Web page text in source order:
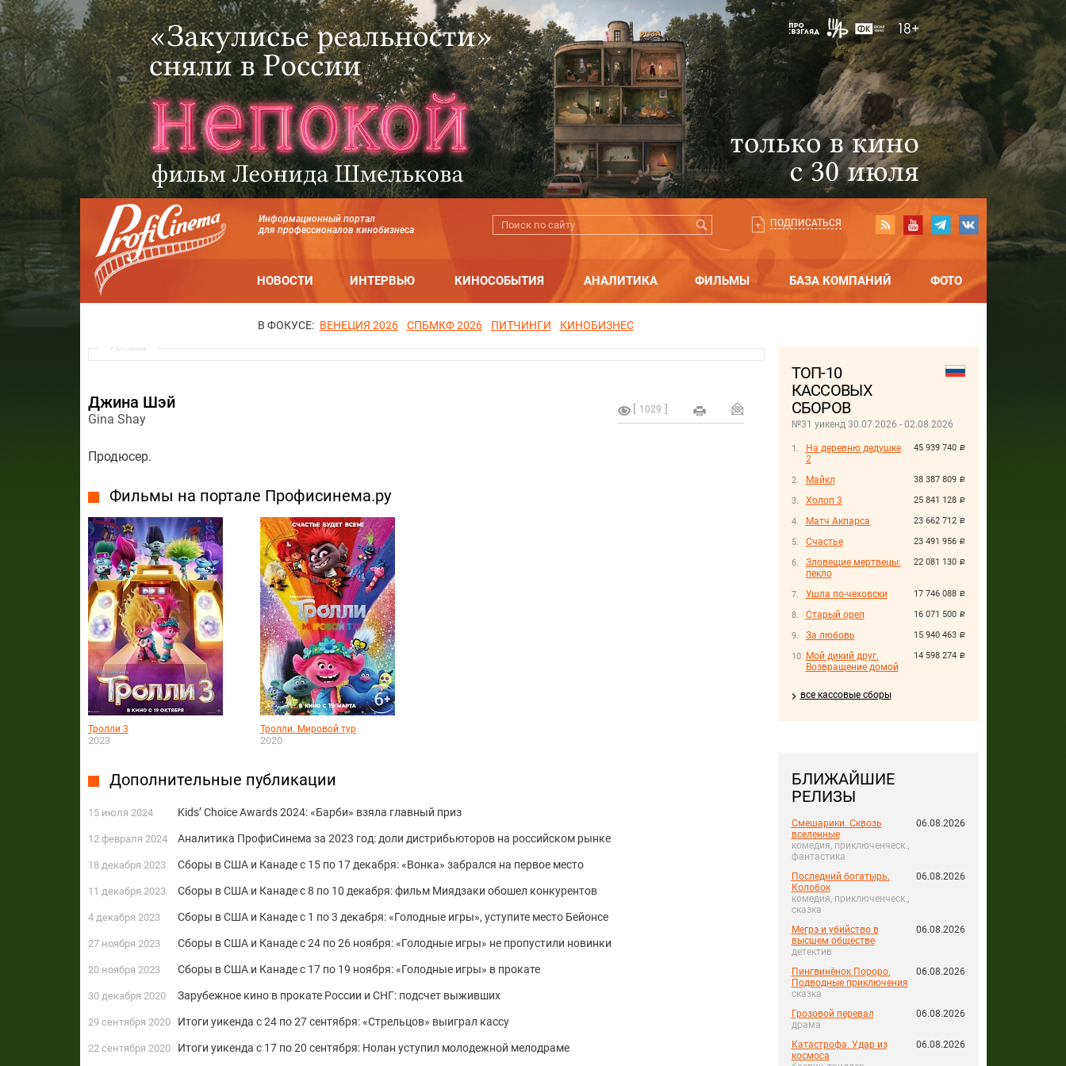
Информационный портал
для профессионалов кинобизнеса
ПОДПИСАТЬСЯ
НОВОСТИ ИНТЕРВЬЮ КИНОСОБЫТИЯ АНАЛИТИКА ФИЛЬМЫ БАЗА КОМПАНИЙ ФОТО
В ФОКУСЕ: ВЕНЕЦИЯ 2026 СПБМКФ 2026 ПИТЧИНГИ КИНОБИЗНЕС
ТОП-10
КАССОВЫХ
СБОРОВ
№31 уикенд 30.07.2026 - 02.08.2026
45 939 740 руб.
На деревню дедушке
2
38 387 809 руб.
Майкл
25 841 128 руб.
Холоп 3
23 662 712 руб.
Матч Акпарса
23 491 956 руб.
Счастье
22 081 130 руб.
Зловещие мертвецы:
пекло
17 746 088 руб.
Ушла по-чеховски
16 071 500 руб.
Старый орел
15 940 463 руб.
За любовь
14 598 274 руб.
Мой дикий друг.
Возвращение домой
все кассовые сборы
БЛИЖАЙШИЕ
РЕЛИЗЫ
Смешарики. Сквозь
вселенные
комедия, приключенческ.,
фантастика
06.08.2026
Последний богатырь.
Колобок
комедия, приключенческ.,
сказка
06.08.2026
Мегрэ и убийство в
высшем обществе
детектив
06.08.2026
Пингвинёнок Пороро.
Подводные приключения
сказка
06.08.2026
Грозовой перевал
драма
06.08.2026
Катастрофа. Удар из
космоса
06.08.2026
Реклама
1029
Джина Шэй
Gina Shay
Продюсер.
Фильмы на портале Профисинема.ру
Тролли 3
2023
Тролли. Мировой тур
2020
Дополнительные публикации
15 июля 2024 Kids’ Choice Awards 2024: «Барби» взяла главный приз
12 февраля 2024 Аналитика ПрофиСинема за 2023 год: доли дистрибьюторов на российском рынке
18 декабря 2023 Сборы в США и Канаде с 15 по 17 декабря: «Вонка» забрался на первое место
11 декабря 2023 Сборы в США и Канаде с 8 по 10 декабря: фильм Миядзаки обошел конкурентов
4 декабря 2023 Сборы в США и Канаде с 1 по 3 декабря: «Голодные игры», уступите место Бейонсе
27 ноября 2023 Сборы в США и Канаде с 24 по 26 ноября: «Голодные игры» не пропустили новинки
20 ноября 2023 Сборы в США и Канаде с 17 по 19 ноября: «Голодные игры» в прокате
30 декабря 2020 Зарубежное кино в прокате России и СНГ: подсчет выживших
29 сентября 2020 Итоги уикенда с 24 по 27 сентября: «Стрельцов» выиграл кассу
22 сентября 2020 Итоги уикенда с 17 по 20 сентября: Нолан уступил молодежной мелодраме